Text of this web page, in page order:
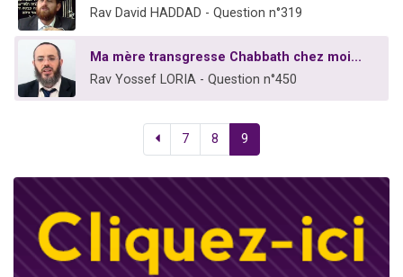
Rav David HADDAD - Question n°319
Ma mère transgresse Chabbath chez moi...
Rav Yossef LORIA - Question n°450
7 8 9